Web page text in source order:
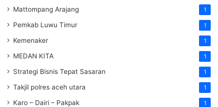
Mattompang Arajang 1
Pemkab Luwu Timur 1
Kemenaker 1
MEDAN KITA 1
Strategi Bisnis Tepat Sasaran 1
Takjil polres aceh utara 1
Karo – Dairi – Pakpak 1